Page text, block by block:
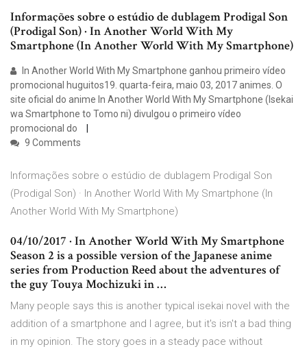
Informações sobre o estúdio de dublagem Prodigal Son
(Prodigal Son) · In Another World With My
Smartphone (In Another World With My Smartphone)
In Another World With My Smartphone ganhou primeiro vídeo
promocional huguitos19. quarta-feira, maio 03, 2017 animes. O
site oficial do anime In Another World With My Smartphone (Isekai
wa Smartphone to Tomo ni) divulgou o primeiro vídeo
promocional do
9 Comments
Informações sobre o estúdio de dublagem Prodigal Son
(Prodigal Son) · In Another World With My Smartphone (In
Another World With My Smartphone)
04/10/2017 · In Another World With My Smartphone
Season 2 is a possible version of the Japanese anime
series from Production Reed about the adventures of
the guy Touya Mochizuki in …
Many people says this is another typical isekai novel with the
addition of a smartphone and I agree, but it's isn't a bad thing
in my opinion. The story goes in a steady pace without